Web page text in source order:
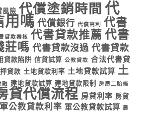
風險 代償塗銷時間 代
用嗎 代償銀行 代償高利
代書
貸款審核 代書貸款推薦 代書
莊嗎 代書貸款沒過 代書貸款
貸款陷阱 信貸試算 公教貸款 合法代書貸
貸款 土地貸款利率 土地貸款試算 土
融 建地貸款試算 建地貸款限制 房屋二胎條
貸代償流程 房貸利率 房貸
軍公教貸款利率 軍公教貸款試算
農